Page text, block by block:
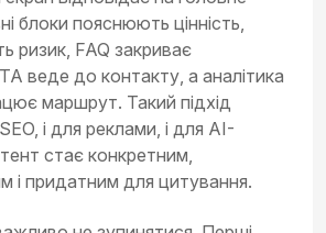
блоки пояснюють цінність,
ризик, FAQ закриває
веде до контакту, а аналітика
маршрут. Такий підхід
і для реклами, і для AI-
стає конкретним,
і придатним для цитування.